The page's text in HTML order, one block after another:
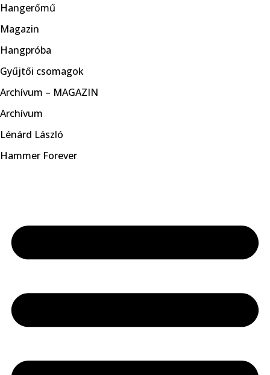
Hangerőmű
Magazin
Hangpróba
Gyűjtői csomagok
Archívum – MAGAZIN
Archívum
Lénárd László
Hammer Forever